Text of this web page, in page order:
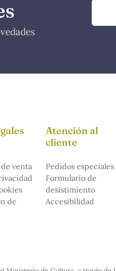
venta
de
Atención al
cliente
Pedidos especiales
Formulario de
desistimiento
Accesibilidad